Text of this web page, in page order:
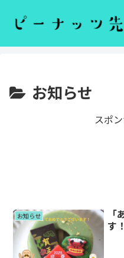
お知らせ
スポ
お知らせ
す